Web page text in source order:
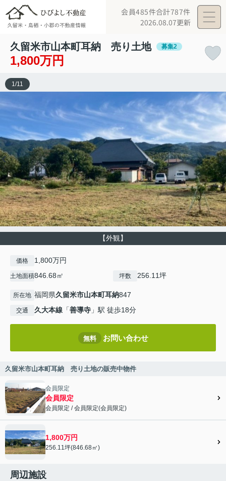
会員485件合計787件
2026.08.07更新
久留米市山本町耳納 売り土地 募集2
1,800万円
【外観】
1/11
価格 1,800万円
土地面積846.68㎡ 坪数 256.11坪
所在地 福岡県久留米市山本町耳納847
交通 久大本線 「善導寺 」駅 徒歩18分
無料 お問い合わせ
久留米市山本町耳納 売り土地の販売中物件
会員限定">
会員限定
会員限定
会員限定 /会員限定(会員限定)
1,800万円
256.11坪(846.68㎡)
周辺施設